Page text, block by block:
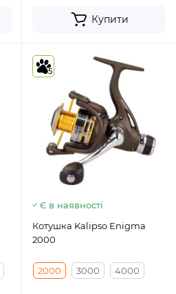
Купити
5
Є в наявності
Котушка Kalipso Enigma
2000
2000 3000 4000